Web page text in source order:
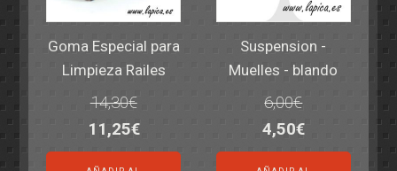
Goma Especial para
Limpieza Railes
14,30€
El
precio
11,25€El
precio
Suspension -
Muelles - blando
6,00€
El
precio
4,50€El
precio